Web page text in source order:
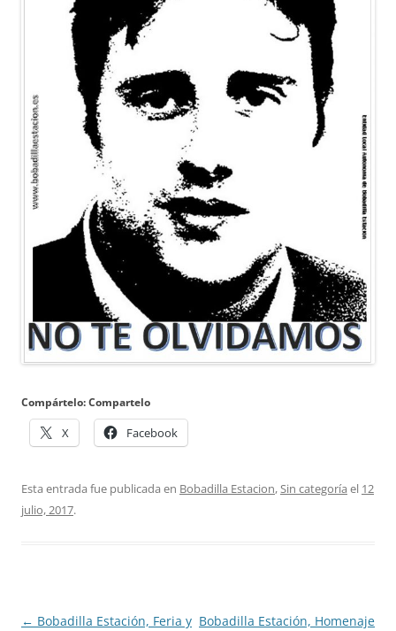
Compártelo: Compartelo
X Facebook
Esta entrada fue publicada en Bobadilla Estacion,Sin categoría el 12
julio, 2017.
Navegación
← Bobadilla Estación, Feria y Bobadilla Estación, Homenaje